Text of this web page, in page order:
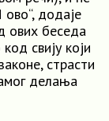
додаје
ових беседа
свију који
страсти
делања